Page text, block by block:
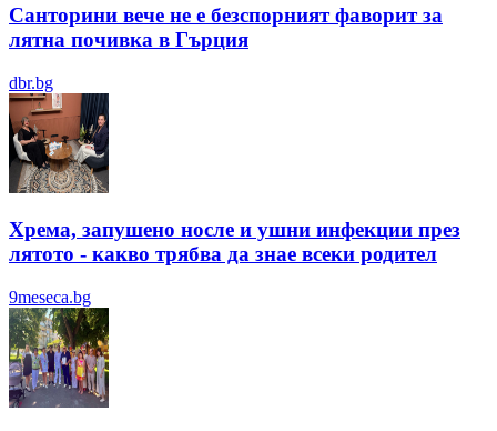
Санторини вече не е безспорният фаворит за
лятна почивка в Гърция
dbr.bg
Хрема, запушено носле и ушни инфекции през
лятотo - какво трябва да знае всеки родител
9meseca.bg